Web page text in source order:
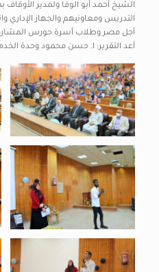
الشيخ أحمد أبو الوفا ولمدير
التدريس ومعاونيهم والجهاز
أجل مصر وطلاب أسرة حورس
أعد التقرير: ا. حسن محمود وحدة